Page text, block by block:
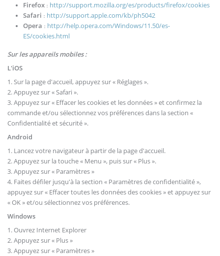
Firefox : http://support.mozilla.org/es/products/firefox/cookies
Safari : http://support.apple.com/kb/ph5042
Opera : http://help.opera.com/Windows/11.50/es-
ES/cookies.html
Sur les appareils mobiles :
L'iOS
1. Sur la page d'accueil, appuyez sur « Réglages ».
2. Appuyez sur « Safari ».
3. Appuyez sur « Effacer les cookies et les données » et confirmez la
commande et/ou sélectionnez vos préférences dans la section «
Confidentialité et sécurité ».
Android
1. Lancez votre navigateur à partir de la page d'accueil.
2. Appuyez sur la touche « Menu », puis sur « Plus ».
3. Appuyez sur « Paramètres »
4. Faites défiler jusqu'à la section « Paramètres de confidentialité »,
appuyez sur « Effacer toutes les données des cookies » et appuyez sur
« OK » et/ou sélectionnez vos préférences.
Windows
1. Ouvrez Internet Explorer
2. Appuyez sur « Plus »
3. Appuyez sur « Paramètres »